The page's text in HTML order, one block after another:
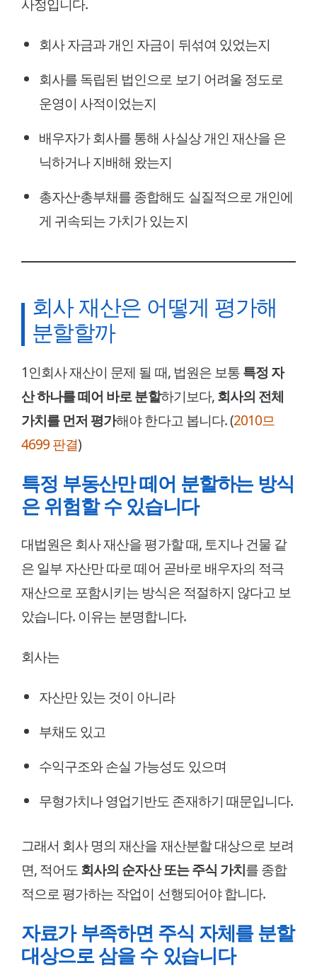
사정입니다.
회사 자금과 개인 자금이 뒤섞여 있었는지
회사를 독립된 법인으로 보기 어려울 정도로
운영이 사적이었는지
배우자가 회사를 통해 사실상 개인 재산을 은
닉하거나 지배해 왔는지
총자산·총부채를 종합해도 실질적으로 개인에
게 귀속되는 가치가 있는지
회사 재산은 어떻게 평가해
분할할까
1인회사 재산이 문제 될 때, 법원은 보통특정 자
산 하나를 떼어 바로 분할하기보다,회사의 전체
가치를 먼저 평가해야 한다고 봅니다. (2010므
4699 판결)
특정 부동산만 떼어 분할하는 방식
은 위험할 수 있습니다
대법원은 회사 재산을 평가할 때, 토지나 건물 같
은 일부 자산만 따로 떼어 곧바로 배우자의 적극
재산으로 포함시키는 방식은 적절하지 않다고 보
았습니다. 이유는 분명합니다.
회사는
자산만 있는 것이 아니라
부채도 있고
수익구조와 손실 가능성도 있으며
무형가치나 영업기반도 존재하기 때문입니다.
그래서 회사 명의 재산을 재산분할 대상으로 보려
면, 적어도회사의 순자산 또는 주식 가치를 종합
적으로 평가하는 작업이 선행되어야 합니다.
자료가 부족하면 주식 자체를 분할
대상으로 삼을 수 있습니다